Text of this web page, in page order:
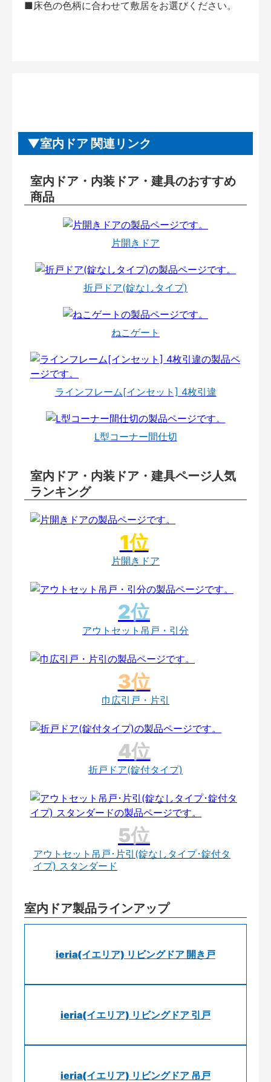
■床色の色柄に合わせて敷居をお選びください。
室内ドア 関連リンク
室内ドア・内装ドア・建具のおすすめ
商品
片開きドア
折戸ドア(錠なしタイプ)
ねこゲート
ラインフレーム[インセット] 4枚引違
L型コーナー間仕切
室内ドア・内装ドア・建具ページ人気
ランキング
片開きドア
アウトセット吊戸・引分
巾広引戸・片引
折戸ドア(錠付タイプ)
アウトセット吊戸･片引(錠なしタイプ･錠付タ
イプ) スタンダード
室内ドア製品ラインアップ
ieria(イエリア) リビングドア 開き戸
ieria(イエリア) リビングドア 引戸
ieria(イエリア) リビングドア 吊戸